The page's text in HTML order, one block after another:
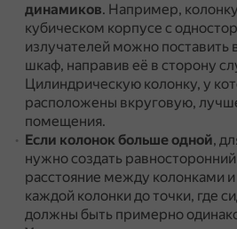
динамиков. Например,
кубическом корпусе с
излучателей можно поставить
шкаф, направив её в сторону
Цилиндрическую колонку, у
расположены вкруговую,
помещения.
Если колонок больше одной,
нужно создать
расстояние между колонками и
каждой колонки до точки, где
должны быть примерно